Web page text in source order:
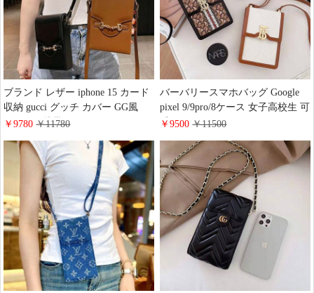
ブランド レザー iphone 15 カード
収納 gucci グッチ カバー GG風
iphone 14携帯ケース ホースビット
高品質 売れ筋 個性 綺麗 全機種対
応 おしゃれ 通販
￥9780￥11780
バーバリースマホバッグ Google
pixel 9/9pro/8ケース 女子高校生 可
愛い burberry iPhone Xperia Galaxy
ブランド柄 スマホショルダーポー
チ 少女 ファッション
￥9500￥11500